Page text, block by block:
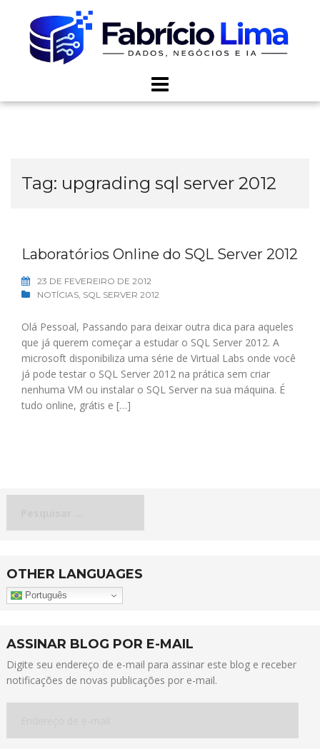
content
Tag: upgrading sql server 2012
Laboratórios Online do SQL Server 2012
23 DE FEVEREIRO DE 2012
NOTÍCIAS, SQL SERVER 2012
Olá Pessoal, Passando para deixar outra dica para aqueles
que já querem começar a estudar o SQL Server 2012. A
microsoft disponibiliza uma série de Virtual Labs onde você
já pode testar o SQL Server 2012 na prática sem criar
nenhuma VM ou instalar o SQL Server na sua máquina. É
tudo online, grátis e […]
OTHER LANGUAGES
Português
ASSINAR BLOG POR E-MAIL
Digite seu endereço de e-mail para assinar este blog e receber
notificações de novas publicações por e-mail.
e-